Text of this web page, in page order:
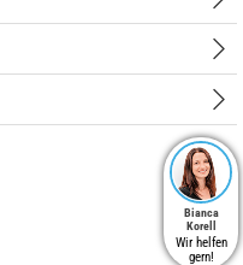
Bianca
Korell
Wir helfen
gern!